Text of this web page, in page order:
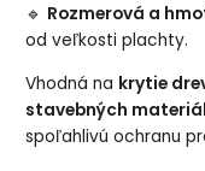
🔹 Rozmerová a
od veľkosti plachty.
Vhodná na krytie
stavebných
spoľahlivú ochranu